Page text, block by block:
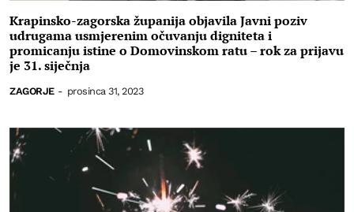
Krapinsko-zagorska županija objavila Javni poziv
udrugama usmjerenim očuvanju digniteta i
promicanju istine o Domovinskom ratu – rok za prijavu
je 31. siječnja
ZAGORJE - prosinca 31, 2023